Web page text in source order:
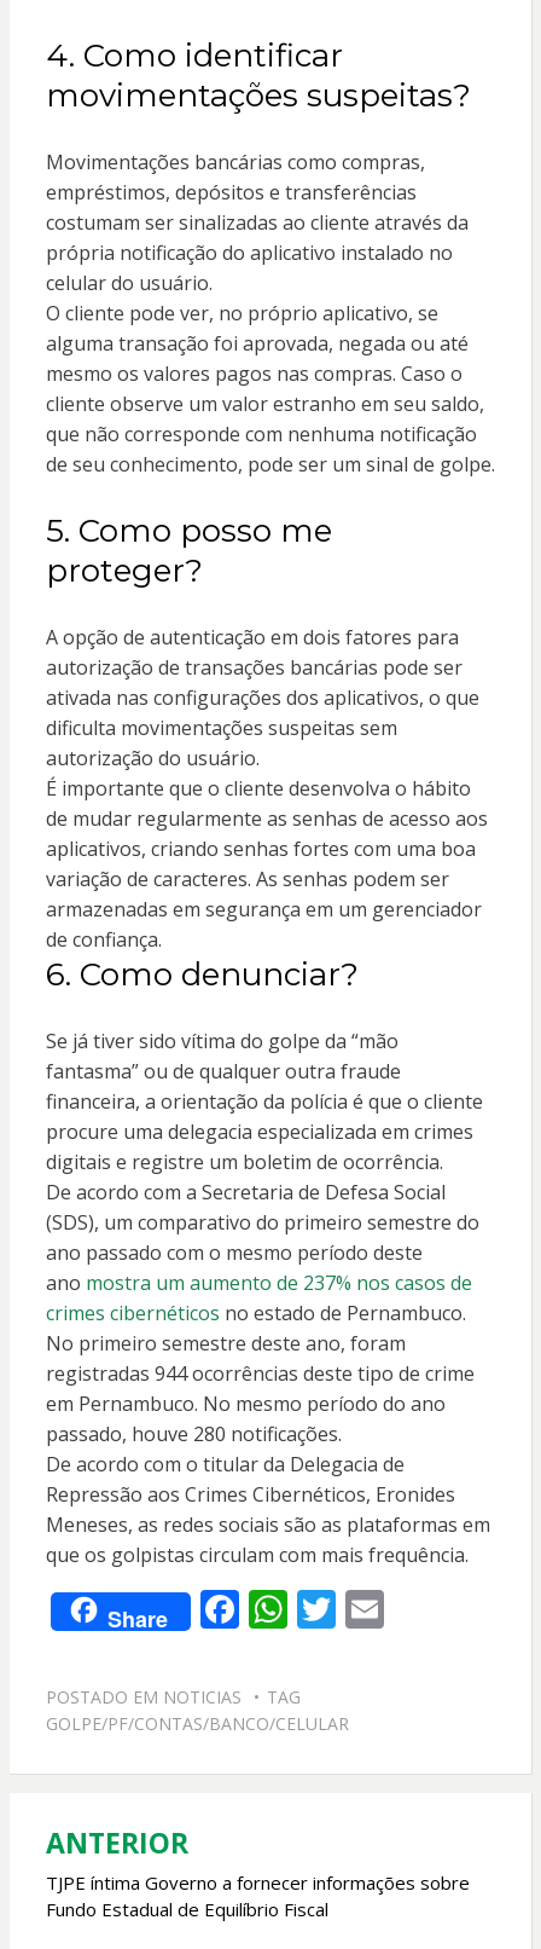
4. Como identificar
movimentações suspeitas?
Movimentações bancárias como compras,
empréstimos, depósitos e transferências
costumam ser sinalizadas ao cliente através da
própria notificação do aplicativo instalado no
celular do usuário.
O cliente pode ver, no próprio aplicativo, se
alguma transação foi aprovada, negada ou até
mesmo os valores pagos nas compras. Caso o
cliente observe um valor estranho em seu saldo,
que não corresponde com nenhuma notificação
de seu conhecimento, pode ser um sinal de golpe.
5. Como posso me
proteger?
A opção de autenticação em dois fatores para
autorização de transações bancárias pode ser
ativada nas configurações dos aplicativos, o que
dificulta movimentações suspeitas sem
autorização do usuário.
É importante que o cliente desenvolva o hábito
de mudar regularmente as senhas de acesso aos
aplicativos, criando senhas fortes com uma boa
variação de caracteres. As senhas podem ser
armazenadas em segurança em um gerenciador
de confiança.
6. Como denunciar?
Se já tiver sido vítima do golpe da “mão
fantasma” ou de qualquer outra fraude
financeira, a orientação da polícia é que o cliente
procure uma delegacia especializada em crimes
digitais e registre um boletim de ocorrência.
De acordo com a Secretaria de Defesa Social
(SDS), um comparativo do primeiro semestre do
ano passado com o mesmo período deste
ano mostra um aumento de 237% nos casos de
crimes cibernéticos no estado de Pernambuco.
No primeiro semestre deste ano, foram
registradas 944 ocorrências deste tipo de crime
em Pernambuco. No mesmo período do ano
passado, houve 280 notificações.
De acordo com o titular da Delegacia de
Repressão aos Crimes Cibernéticos, Eronides
Meneses, as redes sociais são as plataformas em
que os golpistas circulam com mais frequência.
Share F
e
b
o
W
at
s
A
T
er
E
POSTADO EM NOTICIAS
TAG
GOLPE/PF/CONTAS/BANCO/CELULAR
Navegação
de
Post
ANTERIOR
TJPE íntima Governo a fornecer informações sobre
Fundo Estadual de Equilíbrio Fiscal